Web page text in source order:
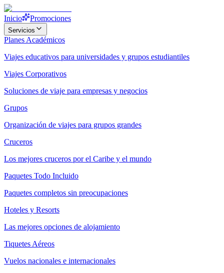
Inicio Promociones
Servicios
Planes Académicos
Viajes educativos para universidades y grupos estudiantiles
Viajes Corporativos
Soluciones de viaje para empresas y negocios
Grupos
Organización de viajes para grupos grandes
Cruceros
Los mejores cruceros por el Caribe y el mundo
Paquetes Todo Incluido
Paquetes completos sin preocupaciones
Hoteles y Resorts
Las mejores opciones de alojamiento
Tiquetes Aéreos
Vuelos nacionales e internacionales